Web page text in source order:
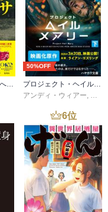
ハヤブサ消防団 森へつづく道
50%OFF
プロジェクト・ヘイル・メアリー 下
アンディ・ウィアー, 小野
6位